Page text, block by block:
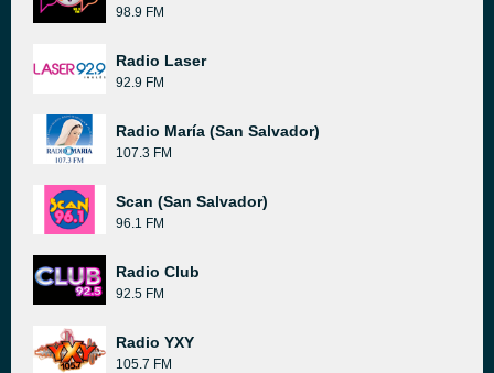
98.9 FM
Radio Laser
92.9 FM
Radio María (San Salvador)
107.3 FM
Scan (San Salvador)
96.1 FM
Radio Club
92.5 FM
Radio YXY
105.7 FM